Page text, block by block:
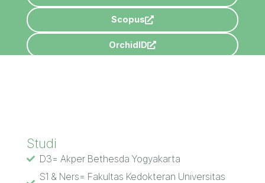
Scopus
OrchidID
Studi
D3= Akper Bethesda Yogyakarta
S1 & Ners= Fakultas Kedokteran Universitas